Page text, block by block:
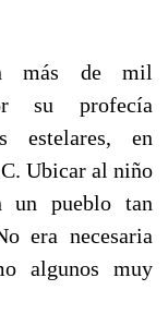
más de mil
su profecía
estelares, en
Ubicar al niño
pueblo tan
era necesaria
algunos muy